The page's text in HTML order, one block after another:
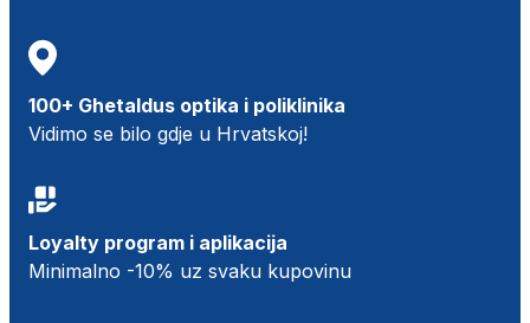
100+ Ghetaldus optika i poliklinika
Vidimo se bilo gdje u Hrvatskoj!
Loyalty program i aplikacija
Minimalno -10% uz svaku kupovinu